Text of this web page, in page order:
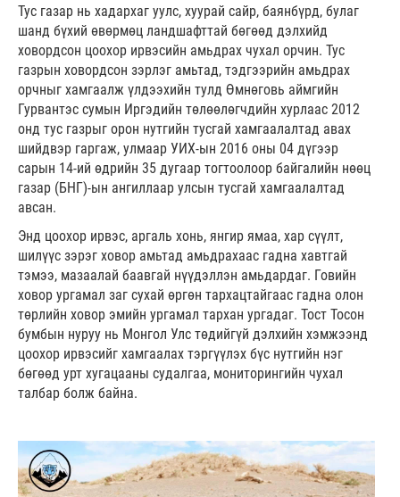
Тус газар нь хадархаг уулс, хуурай сайр, баянбүрд, булаг
шанд бүхий өвөрмөц ландшафттай бөгөөд дэлхийд
ховордсон цоохор ирвэсийн амьдрах чухал орчин. Тус
газрын ховордсон зэрлэг амьтад, тэдгээрийн амьдрах
орчныг хамгаалж үлдээхийн тулд Өмнөговь аймгийн
Гурвантэс сумын Иргэдийн төлөөлөгчдийн хурлаас 2012
онд тус газрыг орон нутгийн тусгай хамгаалалтад авах
шийдвэр гаргаж, улмаар УИХ-ын 2016 оны 04 дүгээр
сарын 14-ий өдрийн 35 дугаар тогтоолоор байгалийн нөөц
газар (БНГ)-ын ангиллаар улсын тусгай хамгаалалтад
авсан.
Энд цоохор ирвэс, аргаль хонь, янгир ямаа, хар сүүлт,
шилүүс зэрэг ховор амьтад амьдрахаас гадна хавтгай
тэмээ, мазаалай баавгай нүүдэллэн амьдардаг. Говийн
ховор ургамал заг сухай өргөн тархацтайгаас гадна олон
төрлийн ховор эмийн ургамал тархан ургадаг. Тост Тосон
бумбын нуруу нь Монгол Улс төдийгүй дэлхийн хэмжээнд
цоохор ирвэсийг хамгаалах тэргүүлэх бүс нутгийн нэг
бөгөөд урт хугацааны судалгаа, мониторингийн чухал
талбар болж байна.